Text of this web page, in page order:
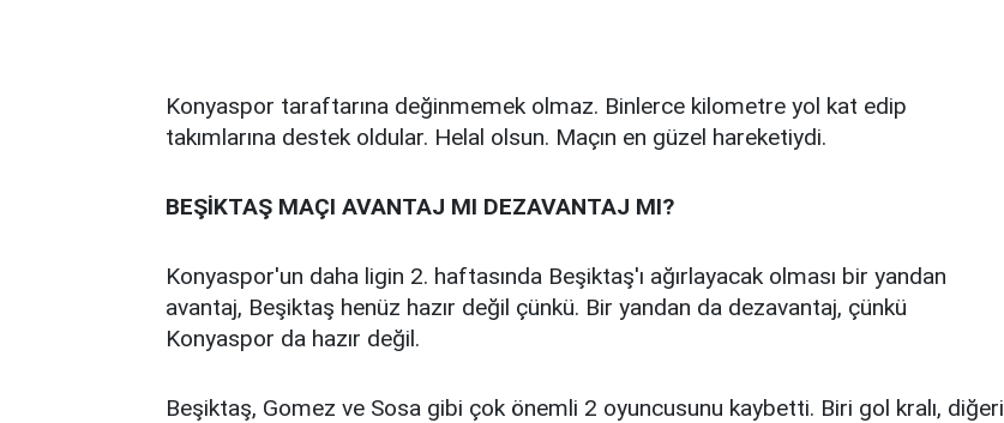
Konyaspor taraftarına değinmemek olmaz. Binlerce kilometre yol kat edip
takımlarına destek oldular. Helal olsun. Maçın en güzel hareketiydi.
BEŞİKTAŞ MAÇI AVANTAJ MI DEZAVANTAJ MI?
Konyaspor'un daha ligin 2. haftasında Beşiktaş'ı ağırlayacak olması bir yandan
avantaj, Beşiktaş henüz hazır değil çünkü. Bir yandan da dezavantaj, çünkü
Konyaspor da hazır değil.
Beşiktaş, Gomez ve Sosa gibi çok önemli 2 oyuncusunu kaybetti. Biri gol kralı, diğeri